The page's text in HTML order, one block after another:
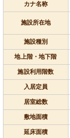
カナ名称
施設所在地
施設種別
地上階・地下階
施設利用階数
入居定員
居室総数
敷地面積
延床面積